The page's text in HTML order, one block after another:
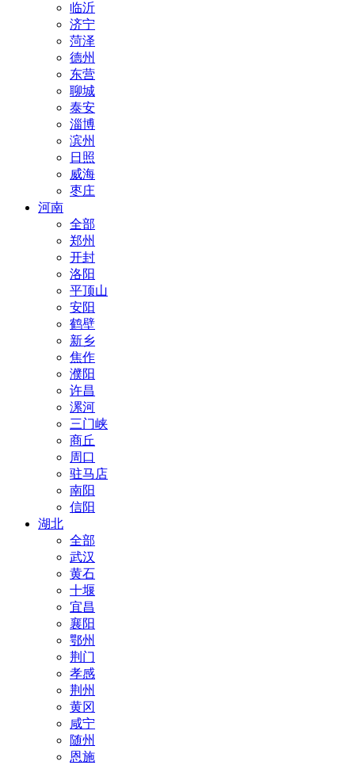
临沂
济宁
菏泽
德州
东营
聊城
泰安
淄博
滨州
日照
威海
枣庄
河南
全部
郑州
开封
洛阳
平顶山
安阳
鹤壁
新乡
焦作
濮阳
许昌
漯河
三门峡
商丘
周口
驻马店
南阳
信阳
湖北
全部
武汉
黄石
十堰
宜昌
襄阳
鄂州
荆门
孝感
荆州
黄冈
咸宁
随州
恩施